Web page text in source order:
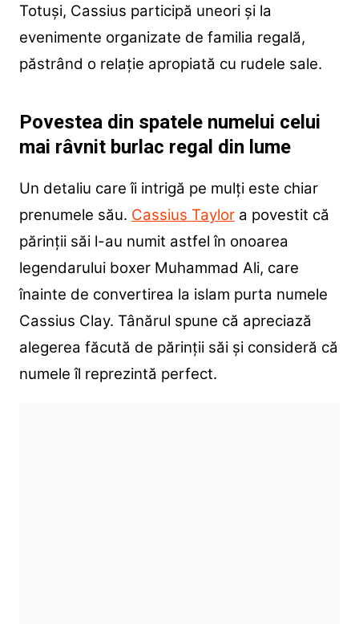
Totuși, Cassius participă uneori și la
evenimente organizate de familia regală,
păstrând o relație apropiată cu rudele sale.
Povestea din spatele numelui celui
mai râvnit burlac regal din lume
Un detaliu care îi intrigă pe mulți este chiar
prenumele său. Cassius Taylora povestit că
părinții săi l-au numit astfel în onoarea
legendarului boxer Muhammad Ali, care
înainte de convertirea la islam purta numele
Cassius Clay. Tânărul spune că apreciază
alegerea făcută de părinții săi și consideră că
numele îl reprezintă perfect.